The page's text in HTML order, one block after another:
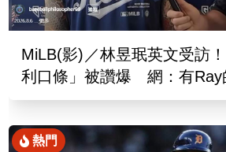
MiLB(影)／林昱珉英文受訪
利口條」被讚爆 網：有Ray
熱門